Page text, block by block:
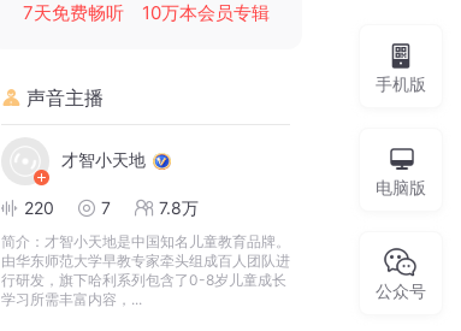
7天免费畅听
10万本会员专辑
声音主播
才智小天地
220 7 7.8万
简介： 才智小天地是中国知名儿童教育品牌。
由华东师范大学早教专家牵头组成百人团队进
行研发，旗下哈利系列包含了0-8岁儿童成长
学习所需丰富内容，...
手机版
电脑版
公众号